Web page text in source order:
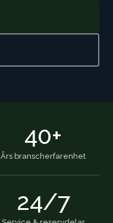
40+
Års branscherfarenhet
24/7